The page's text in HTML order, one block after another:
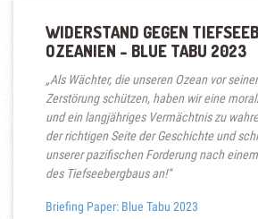
WIDERSTAND GEGEN
OZEANIEN – BLUE TABU 2023
„Als Wächter, die unseren Ozean vor
Zerstörung schützen, haben wir eine
und ein langjähriges Vermächtnis zu
der richtigen Seite der Geschichte und
unserer pazifischen Forderung nach
des Tiefseebergbaus an!“
Briefing Paper: Blue Tabu 2023